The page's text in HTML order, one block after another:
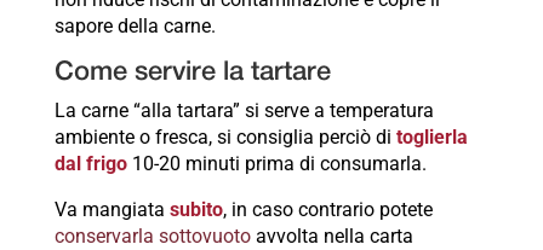
sapore della carne.
Come servire la tartare
La carne “alla tartara” si serve a temperatura
ambiente o fresca, si consiglia perciò di toglierla
dal frigo10-20 minuti prima di consumarla.
Va mangiata subito, in caso contrario potete
conservarla sottovuotoavvolta nella carta